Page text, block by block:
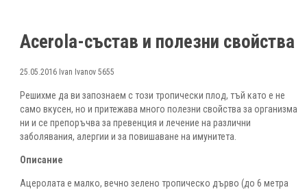
Acerola-състав и полезни свойства
25.05.2016 Ivan Ivanov 5655
Решихме да ви запознаем с този тропически плод, тъй като е не
само вкусен, но и притежава много полезни свойства за организма
ни и се препоръчва за превенция и лечение на различни
заболявания, алергии и за повишаване на имунитета.
Описание
Ацеролата е малко, вечно зелено тропическо дърво (до 6 метра